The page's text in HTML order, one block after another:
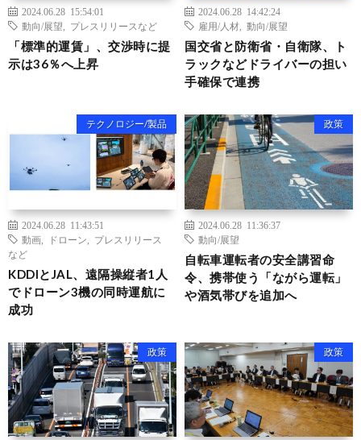
2024.06.28 15:54:01
動向/展望
プレスリリースなど
「標準的運賃」、交渉時に提
示は36％へ上昇
2024.06.28 14:42:24
雇用/人材
動向/展望
国交省と防衛省・自衛隊、ト
ラックなどドライバーの担い
手確保で連携
テクノロジー/製品
2024.06.28 11:43:51
動画
ドローン
プレスリリース
など
KDDIとJAL、遠隔操縦者1人
でドローン3機の同時運航に
成功
政策
2024.06.28 11:36:37
動向/展望
自転車運転者の安全講習命
令、携帯使う「ながら運転」
や酒気帯びを追加へ
政策 政策